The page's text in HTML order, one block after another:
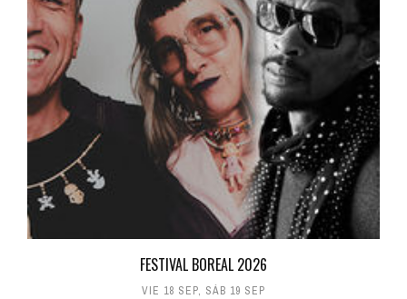
FESTIVAL BOREAL 2026
VIE 18 SEP, SÁB 19 SEP